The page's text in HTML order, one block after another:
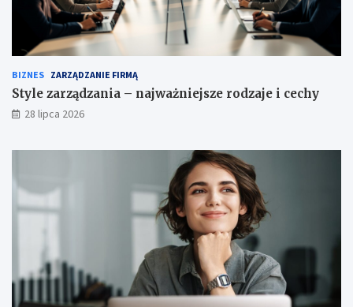
BIZNES ZARZĄDZANIE FIRMĄ
Style zarządzania – najważniejsze rodzaje i cechy
28 lipca 2026